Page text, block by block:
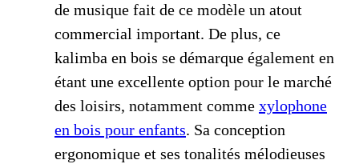
de musique fait de ce modèle un atout
commercial important. De plus, ce
kalimba en bois se démarque également en
étant une excellente option pour le marché
des loisirs, notamment comme xylophone
en bois pour enfants. Sa conception
ergonomique et ses tonalités mélodieuses